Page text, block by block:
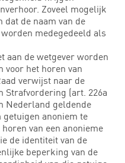
Zoveel mogelijk
dat de naam van de
medegedeeld als
aan de wetgever worden
voor het horen van
verwijst naar de
Strafvordering (art. 226a
Nederland geldende
anoniem te
van een anonieme
de identiteit van de
beperking van de